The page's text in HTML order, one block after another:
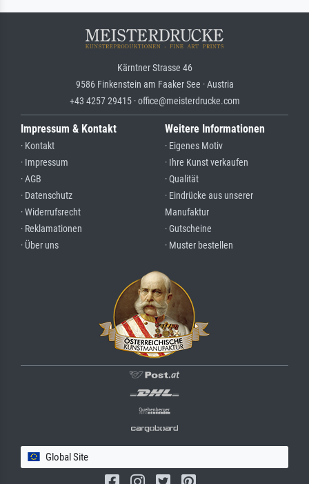
Kärntner Strasse 46
9586 Finkenstein am Faaker See · Austria
+43 4257 29415 · office@meisterdrucke.com
Impressum & Kontakt
· Kontakt
· Impressum
· AGB
· Datenschutz
· Widerrufsrecht
· Reklamationen
· Über uns
Weitere Informationen
· Eigenes Motiv
· Ihre Kunst verkaufen
· Qualität
· Eindrücke aus unserer
Manufaktur
· Gutscheine
· Muster bestellen
Global Site